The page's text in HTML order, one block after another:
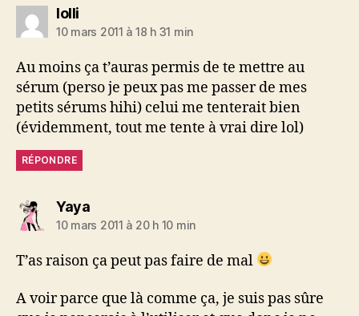
lollidit :
10 mars 2011 à 18 h 31 min
Au moins ça t’auras permis de te mettre au
sérum (perso je peux pas me passer de mes
petits sérums hihi) celui me tenterait bien
(évidemment, tout me tente à vrai dire lol)
RÉPONDRE
Yayadit :
10 mars 2011 à 20 h 10 min
T’as raison ça peut pas faire de mal
A voir parce que là comme ça, je suis pas sûre